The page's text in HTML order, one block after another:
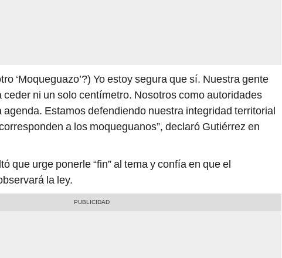
‘Moqueguazo’?) Yo estoy segura que sí. Nuestra gente
ceder ni un solo centímetro. Nosotros como autoridades
Estamos defendiendo nuestra integridad territorial
a los moqueguanos”, declaró Gutiérrez en
que urge ponerle “fin” al tema y confía en que el
la ley.